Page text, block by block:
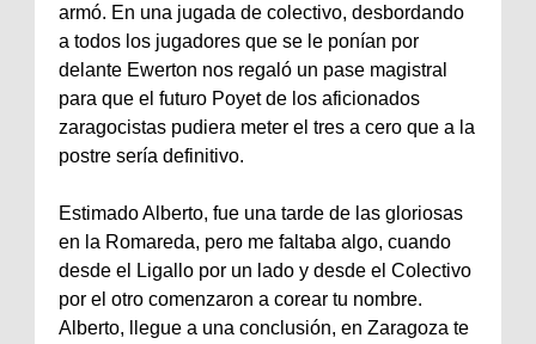
armó. En una jugada de colectivo, desbordando
a todos los jugadores que se le ponían por
delante Ewerton nos regaló un pase magistral
para que el futuro Poyetde los aficionados
zaragocistas pudiera meter el tres a cero que a la
postre sería definitivo.
EstimadoAlberto, fue una tarde de las gloriosas
en la Romareda, pero me faltaba algo, cuando
desde el Ligallo por un lado y desde el Colectivo
por el otro comenzaron a corear tu nombre.
Alberto, llegue a una conclusión, en Zaragoza te